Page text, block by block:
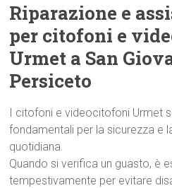
Riparazione e
per citofoni e
Urmet a San
Persiceto
I citofoni e videocitofoni Urmet
fondamentali per la sicurezza e
quotidiana.
Quando si verifica un guasto, è
tempestivamente per evitare